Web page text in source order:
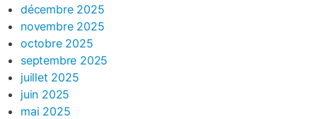
décembre 2025
novembre 2025
octobre 2025
septembre 2025
juillet 2025
juin 2025
mai 2025